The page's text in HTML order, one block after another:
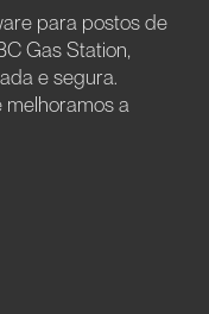
para postos de
Gas Station,
e segura.
melhoramos a